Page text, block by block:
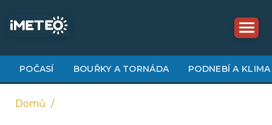
obsahu
POČASÍ BOUŘKY A TORNÁDA PODNEBÍ A KLIMA
Domů